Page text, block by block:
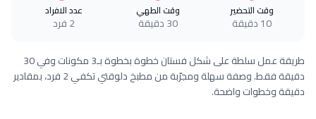
وقت التحضير
10 دقيقة
وقت الطهي
30 دقيقة
عدد الافراد
2 فرد
طريقة عمل سلطة على شكل فستان خطوة بخطوة بـ3 مكونات وفي 30
دقيقة فقط. وصفة سهلة ومجرّبة من مطبخ دلوقتي تكفي 2 فرد، بمقادير
دقيقة وخطوات واضحة.